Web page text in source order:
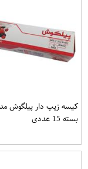
بسته 15 عددی